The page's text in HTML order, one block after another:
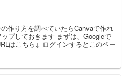
作り方を調べていたらCanvaで作れ
プしておきます まずは、Googleで
はこちら↓ ログインするとこのペー